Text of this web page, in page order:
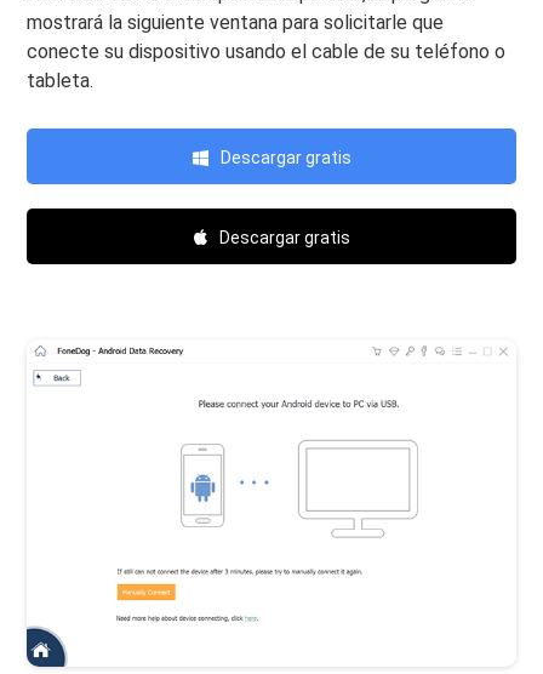
mostrará la siguiente ventana para solicitarle que
conecte su dispositivo usando el cable de su teléfono o
tableta.
Descargar gratis
Descargar gratis